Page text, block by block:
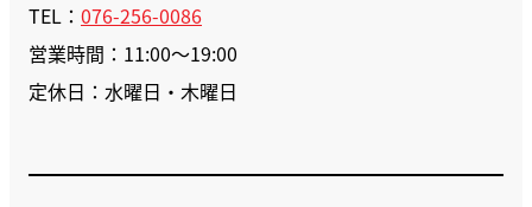
TEL： 076-256-0086
営業時間：11:00～19:00
定休日：水曜日・木曜日